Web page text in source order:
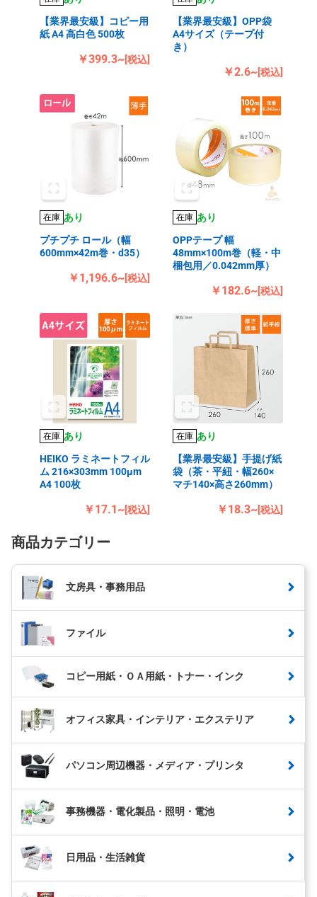
【業界最安級】コピー用
紙 A4 高白色 500枚
￥399.3~[税込]
【業界最安級】OPP袋
A4サイズ（テープ付
き）
￥2.6~[税込]
在庫 あり
プチプチ ロール（幅
600mm×42m巻・d35）
￥1,196.6~[税込]
在庫 あり
OPPテープ 幅
48mm×100m巻（軽・中
梱包用／0.042mm厚）
￥182.6~[税込]
在庫 あり
HEIKO ラミネートフィル
ム 216×303mm 100μm
A4 100枚
￥17.1~[税込]
在庫 あり
【業界最安級】手提げ紙
袋（茶・平紐・幅260×
マチ140×高さ260mm）
￥18.3~[税込]
商品カテゴリー
文房具・事務用品
ファイル
コピー用紙・ＯＡ用紙・トナー・インク
オフィス家具・インテリア・エクステリア
パソコン周辺機器・メディア・プリンタ
事務機器・電化製品・照明・電池
日用品・生活雑貨